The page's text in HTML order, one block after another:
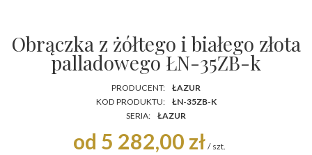
Obrączka z żółtego i białego złota
palladowego ŁN-35ZB-k
PRODUCENT:
ŁAZUR
KOD PRODUKTU:
ŁN-35ZB-K
SERIA:
ŁAZUR
od 5 282,00 zł / szt.